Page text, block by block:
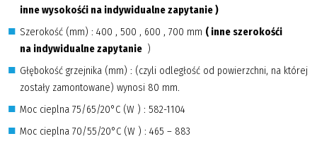
inne wysokośći na indywidualne zapytanie )
Szerokość (mm) : 400 , 500 , 600 , 700 mm ( inne szerokośći
na indywidualne zapytanie )
Głębokość grzejnika (mm) : (czyli odległość od powierzchni, na której
zostały zamontowane) wynosi 80 mm.
Moc cieplna 75/65/20°C (W ) : 582-1104
Moc cieplna 70/55/20°C (W ) : 465 – 883